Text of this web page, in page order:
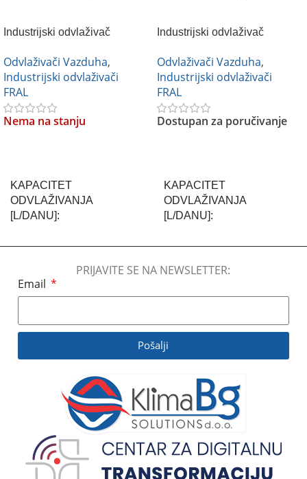
Industrijski odvlaživač
Odvlaživači Vazduha,
Industrijski odvlaživači
FRAL
Nema na stanju
KAPACITET
ODVLAŽIVANJA
[L/DANU]
BREND
KLIME:NIVO BUKE
PROTOK VAZDUHA
1600 m3/h
Industrijski odvlaživač
Odvlaživači Vazduha,
Industrijski odvlaživači
FRAL
Dostupan za poručivanje
KAPACITET
ODVLAŽIVANJA
[L/DANU]
KLIME:NIVO BUKE
PROTOK VAZDUHA
8000 m3/h
PRIJAVITE SE NA NEWSLETTER:
Email
Pošalji